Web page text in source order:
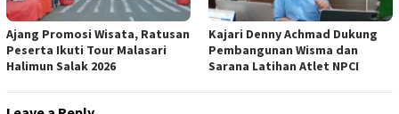
Ajang Promosi Wisata, Ratusan
Peserta Ikuti Tour Malasari
Halimun Salak 2026
Kajari Denny Achmad Dukung
Pembangunan Wisma dan
Sarana Latihan Atlet NPCI